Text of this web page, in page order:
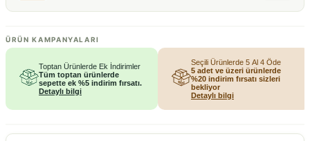
ÜRÜN KAMPANYALARI
Toptan Ürünlerde Ek İndirimler
Tüm toptan ürünlerde
sepette ek %5 indirim fırsatı.
Detaylı bilgi
Seçili Ürünlerde 5 Al 4 Öde
5 adet ve üzeri ürünlerde
%20 indirim fırsatı sizleri
bekliyor
Detaylı bilgi